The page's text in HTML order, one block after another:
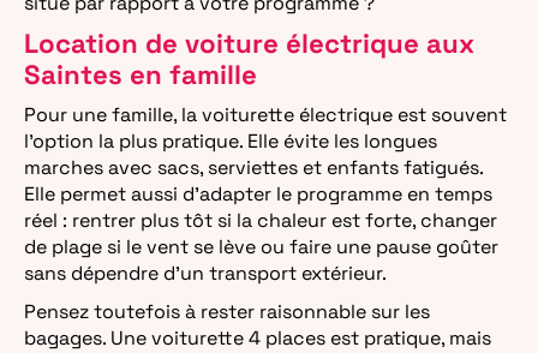
Location de voiture électrique aux
Saintes en famille
Pour une famille, la voiturette électrique est souvent
l’option la plus pratique. Elle évite les longues
marches avec sacs, serviettes et enfants fatigués.
Elle permet aussi d’adapter le programme en temps
réel : rentrer plus tôt si la chaleur est forte, changer
de plage si le vent se lève ou faire une pause goûter
sans dépendre d’un transport extérieur.
Pensez toutefois à rester raisonnable sur les
bagages. Une voiturette 4 places est pratique, mais